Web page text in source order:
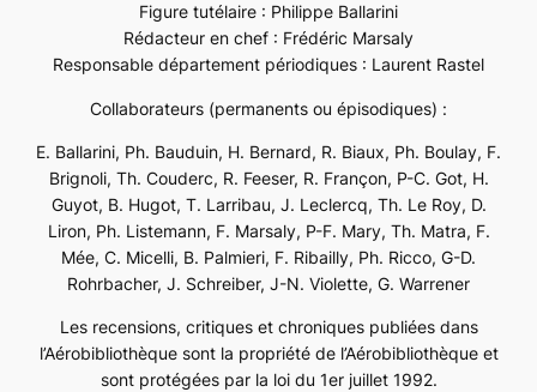
Figure tutélaire : Philippe Ballarini
Rédacteur en chef : Frédéric Marsaly
Responsable département périodiques : Laurent Rastel
Collaborateurs (permanents ou épisodiques) :
E. Ballarini, Ph. Bauduin, H. Bernard, R. Biaux, Ph. Boulay, F.
Brignoli, Th. Couderc, R. Feeser, R. Françon, P-C. Got, H.
Guyot, B. Hugot, T. Larribau, J. Leclercq, Th. Le Roy, D.
Liron, Ph. Listemann, F. Marsaly, P-F. Mary, Th. Matra, F.
Mée, C. Micelli, B. Palmieri, F. Ribailly, Ph. Ricco, G-D.
Rohrbacher, J. Schreiber, J-N. Violette, G. Warrener
Les recensions, critiques et chroniques publiées dans
l’Aérobibliothèque sont la propriété de l’Aérobibliothèque et
sont protégées par la loi du 1er juillet 1992.